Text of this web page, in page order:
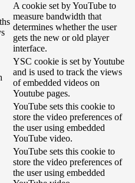
A cookie set by YouTube to
measure bandwidth that
determines whether the user
gets the new or old player
interface.
YSC cookie is set by Youtube
and is used to track the views
of embedded videos on
Youtube pages.
YouTube sets this cookie to
store the video preferences of
the user using embedded
YouTube video.
YouTube sets this cookie to
store the video preferences of
the user using embedded